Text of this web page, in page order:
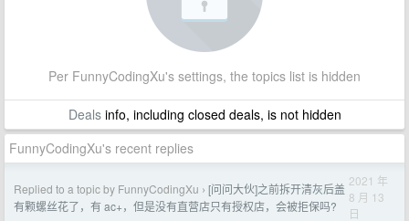
Per FunnyCodingXu's settings, the topics list is hidden
Dealsinfo, including closed deals, is not hidden
FunnyCodingXu's recent replies
Replied to a topic by FunnyCodingXu › [问问大伙]之前拆开清灰后盖
有颗螺丝花了，有 ac+，但是没有直营店只有授权店，会被拒保吗?
2021 年
8 月 13
日